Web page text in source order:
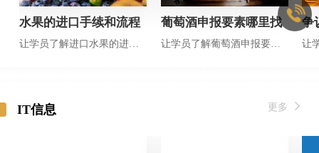
水果的进口手续和流程
让学员了解进口水果的进口流程及其注意事项
葡萄酒申报要素哪里找
让学员了解葡萄酒申报要素的规范申报
争
IT信息 更多